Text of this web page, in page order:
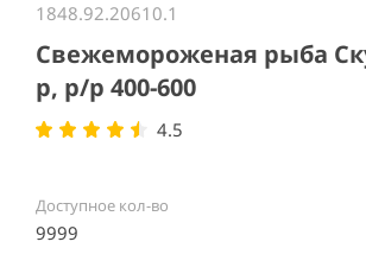
1848.92.20610.1
Свежемороженая рыба
р, р/р 400-600
4.5
Доступное кол-во
9999